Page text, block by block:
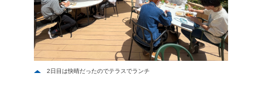
2日目は快晴だったのでテラスでランチ